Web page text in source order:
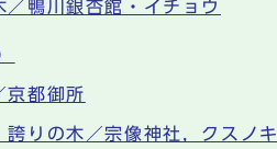
／鴨川銀杏館・イチョウ
京都御所
誇りの木／宗像神社，クスノキ